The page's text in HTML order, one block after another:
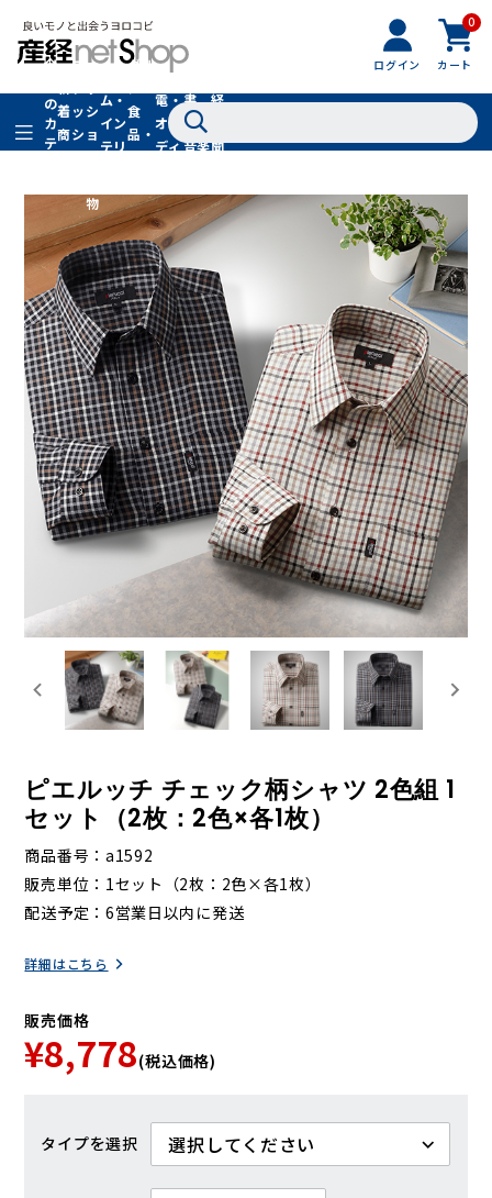
ログイン
0
カート
全
の
カ
テ
着
商
品
フ
ッ
シ
ョ
フ
ァ
シ
ョ
ン
物
ム・
イン
テリ
グル
食
品・
ドリ
家
電・
オー
ディ
書
籍・
音楽
経
聞
ピエルッチ チェック柄シャツ 2色組 1
セット（2枚：2色×各1枚）
商品番号
a1592
販売単位
1セット（2枚：2色×各1枚）
配送予定
6営業日以内に発送
詳細はこちら
販売価格
¥8,778(税込価格)
タイプ